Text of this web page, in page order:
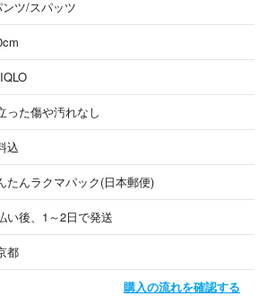
ツ/スパッツ
った傷や汚れなし
込
たんラクマパック(日本郵便)
い後、1～2日で発送
都
購入の流れを確認する